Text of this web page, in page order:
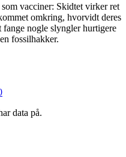
vacciner: Skidtet virker ret
omkring, hvorvidt deres
fange nogle slyngler hurtigere
fossilhakker.
data på.